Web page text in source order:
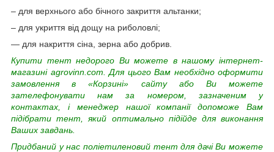
– для верхнього або бічного закриття альтанки;
– для укриття від дощу на риболовлі;
— для накриття сіна, зерна або добрив.
Купити тент недорого Ви можете в нашому інтернет-
магазині agrovinn.com. Для цього Вам необхідно оформити
замовлення в «Корзині» сайту або Ви можете
зателефонувати нам за номером, зазначеним у
контактах, і менеджер нашої компанії допоможе Вам
підібрати тент, який оптимально підійде для виконання
Ваших завдань.
Придбаний у нас поліетиленовий тент для дачі Ви можете